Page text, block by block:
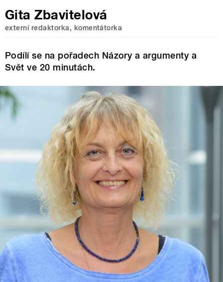
Gita Zbavitelová
externí redaktorka, komentátorka
Podílí se na pořadech Názory a argumenty a
Svět ve 20 minutách.